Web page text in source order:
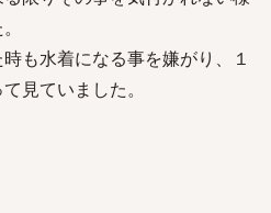
も水着になる事を嫌がり、１
見ていました。